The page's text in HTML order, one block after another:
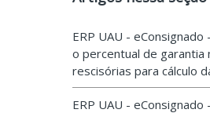
ERP UAU -
o percentual de garantia
rescisórias para cálculo
ERP UAU -